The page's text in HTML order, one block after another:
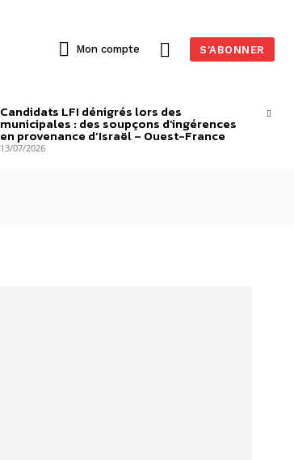
Mon compte S'ABONNER
Candidats LFI dénigrés lors des
municipales : des soupçons d’ingérences
en provenance d’Israël – Ouest-France
13/07/2026